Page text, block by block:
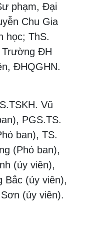
phạm, Đại
Chu Gia
học; ThS.
ĐH
ĐHQGHN.
Vũ
PGS.TS.
ban), TS.
(Phó ban),
(ủy viên),
Bắc (ủy viên),
(ủy viên).